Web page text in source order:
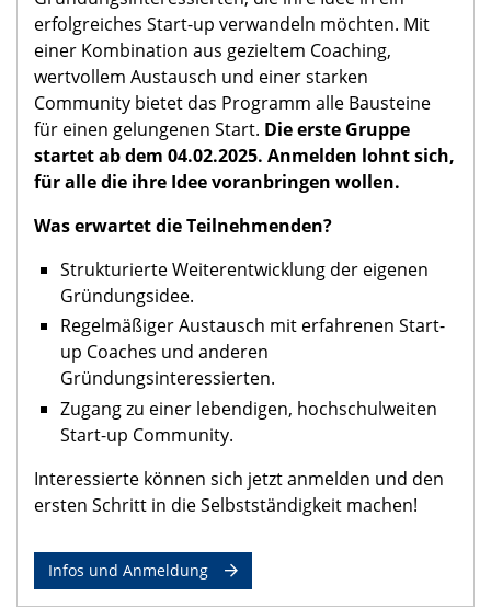
erfolgreiches Start-up verwandeln möchten. Mit
einer Kombination aus gezieltem Coaching,
wertvollem Austausch und einer starken
Community bietet das Programm alle Bausteine
für einen gelungenen Start. Die erste Gruppe
startet ab dem 04.02.2025. Anmelden lohnt sich,
für alle die ihre Idee voranbringen wollen.
Was erwartet die Teilnehmenden?
Strukturierte Weiterentwicklung der eigenen
Gründungsidee.
Regelmäßiger Austausch mit erfahrenen Start-
up Coaches und anderen
Gründungsinteressierten.
Zugang zu einer lebendigen, hochschulweiten
Start-up Community.
Interessierte können sich jetzt anmelden und den
ersten Schritt in die Selbstständigkeit machen!
Infos und Anmeldung